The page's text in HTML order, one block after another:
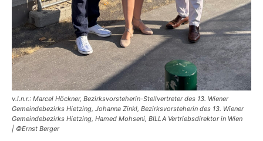
v.l.n.r.: Marcel Höckner, Bezirksvorsteherin-Stellvertreter des 13. Wiener
Gemeindebezirks Hietzing, Johanna Zinkl, Bezirksvorsteherin des 13. Wiener
Gemeindebezirks Hietzing, Hamed Mohseni, BILLA Vertriebsdirektor in Wien
| ©Ernst Berger